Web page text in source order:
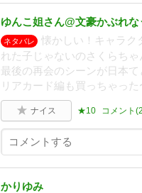
ゆんこ姐さん@文豪かぶれな
ネタバレ
懐かしい！キャラク
れた子じゃないのさくらち
最後の再会のシーンが日本
リアカード編も買っちゃっ
ナイス ★10 コメント(2
かりゆみ